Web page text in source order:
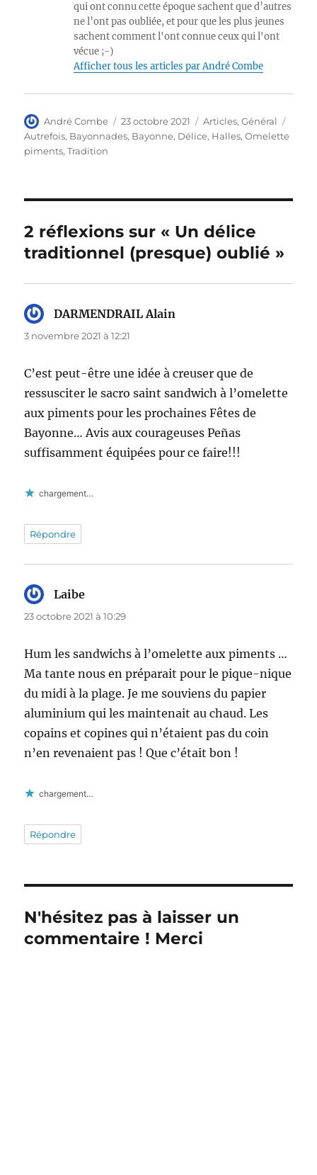
qui ont connu cette époque sachent que d’autres
ne l’ont pas oubliée, et pour que les plus jeunes
sachent comment l'ont connue ceux qui l'ont
vécue ;-)
Afficher tous les articles par André Combe
Auteur
André Combe
Publié
le
23 octobre 2021 Catégories
Articles,Général
Autrefois, Bayonnades, Bayonne, Délice, Halles,Omelette
piments,Tradition
2 réflexions sur « Un délice
traditionnel (presque) oublié »
DARMENDRAIL Alain
3 novembre 2021 à 12:21
C’est peut-être une idée à creuser que de
ressusciter le sacro saint sandwich à l’omelette
aux piments pour les prochaines Fêtes de
Bayonne… Avis aux courageuses Peñas
suffisamment équipées pour ce faire!!!
chargement…
Répondre
Laibe
23 octobre 2021 à 10:29
Hum les sandwichs à l’omelette aux piments …
Ma tante nous en préparait pour le pique-nique
du midi à la plage. Je me souviens du papier
aluminium qui les maintenait au chaud. Les
copains et copines qui n’étaient pas du coin
n’en revenaient pas ! Que c’était bon !
chargement…
Répondre
N'hésitez pas à laisser un
commentaire ! Merci